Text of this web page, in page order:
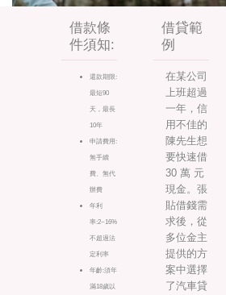
借款條
件須知:
還款期限:
最短90
天，最長
10年
申請費用:
無手續
費、無代
辦費
年利
率:2~16%
不超過法
定利率
年齡:須年
滿18歲以
借貸範
例
在某公司
上班超過
一年，信
用不佳的
陳先生想
要快速借
30 萬 元
現金。張
貼借錢需
求後，從
多位金主
提供的方
案中選擇
了汽車貸